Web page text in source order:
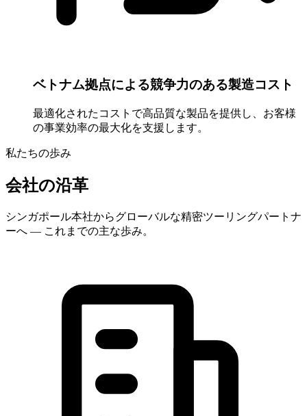
ベトナム拠点による競争力のある製造コスト
最適化されたコストで高品質な製品を提供し、お客様
の事業効率の最大化を支援します。
私たちの歩み
会社の沿革
シンガポール本社からグローバルな精密ツーリングパートナ
ーへ — これまでの主な歩み。